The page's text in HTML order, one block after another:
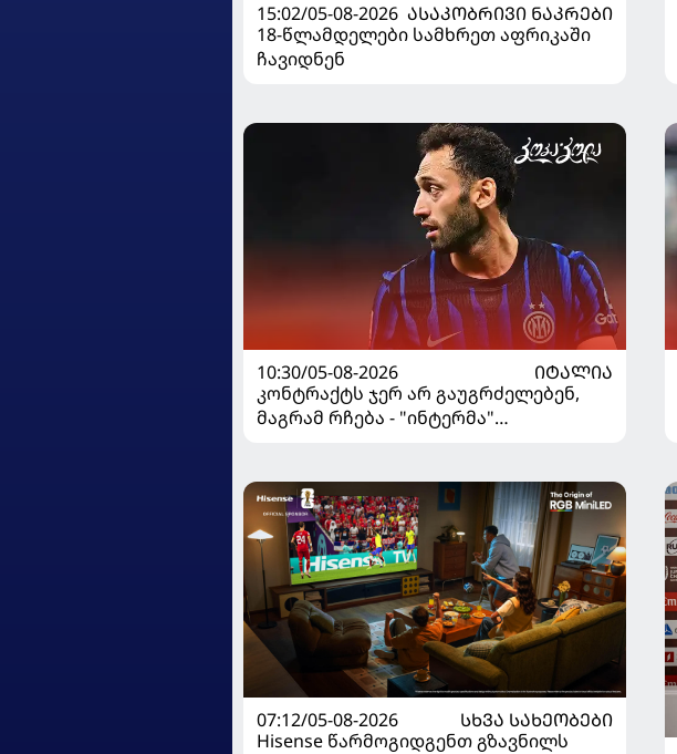
15:02/05-08-2026 ᲐᲡᲐᲙᲝᲑᲠᲘᲕᲘ ᲜᲐᲙᲠᲔᲑᲘ
18-წლამდელები სამხრეთ აფრიკაში
ჩავიდნენ
10:30/05-08-2026
ᲘᲢᲐᲚᲘᲐ
კონტრაქტს ჯერ არ გაუგრძელებენ,
მაგრამ რჩება - "ინტერმა"
07:12/05-08-2026
ᲡᲮᲕᲐ ᲡᲐᲮᲔᲝᲑᲔᲑᲘ
Hisense წარმოგიდგენთ გზავნილს